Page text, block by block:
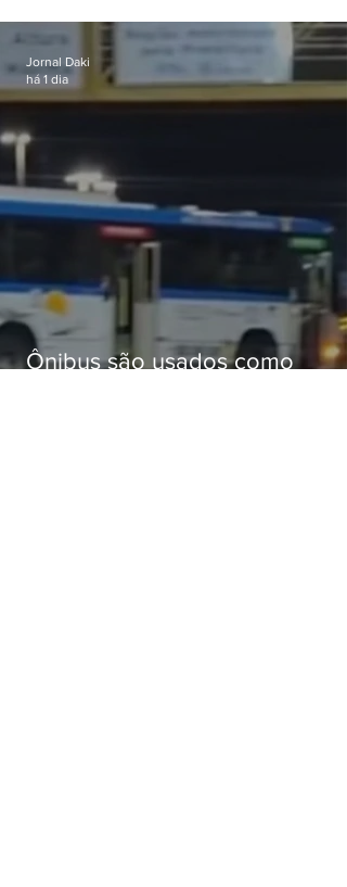
passagens
Ônibus são usados como
Jornal Daki
há 1 dia